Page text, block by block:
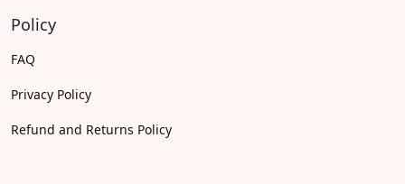
Policy
FAQ
Privacy Policy
Refund and Returns Policy